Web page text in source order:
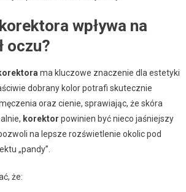
wpływa na
oczu?
ma kluczowe znaczenie dla estetyki
dobrany kolor potrafi skutecznie
oraz cienie, sprawiając, że skóra
korektor powinien być nieco jaśniejszy
na lepsze rozświetlenie okolic pod
„pandy”.
że: